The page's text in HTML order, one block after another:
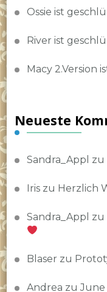
Ossie ist
River ist
Macy 2.Version
Neueste
Sandra_Appl zu
Iriszu Herzlich
Sandra_Appl zu
Blaser zu
Andrea zuJune